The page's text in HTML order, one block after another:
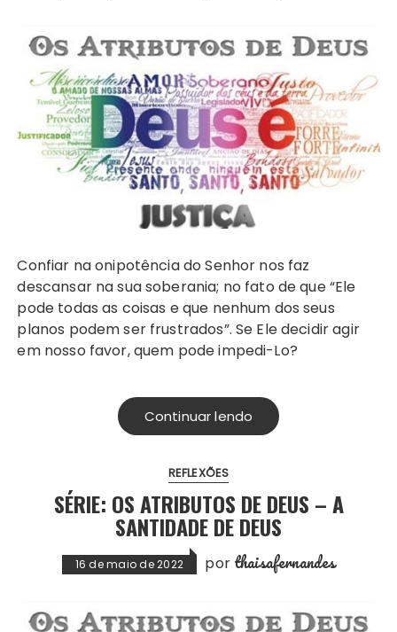
Confiar na onipotência do Senhor nos faz
descansar na sua soberania; no fato de que “Ele
pode todas as coisas e que nenhum dos seus
planos podem ser frustrados”. Se Ele decidir agir
em nosso favor, quem pode impedi-Lo?
Continuar lendo
REFLEXÕES
SÉRIE: OS ATRIBUTOS DE DEUS – A
SANTIDADE DE DEUS
16 de maio de 2022 por thaisafernandes